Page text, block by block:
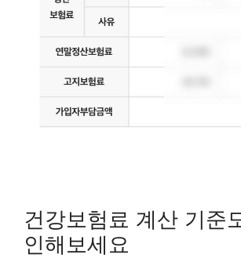
건강보험료 계산 기준
인해보세요